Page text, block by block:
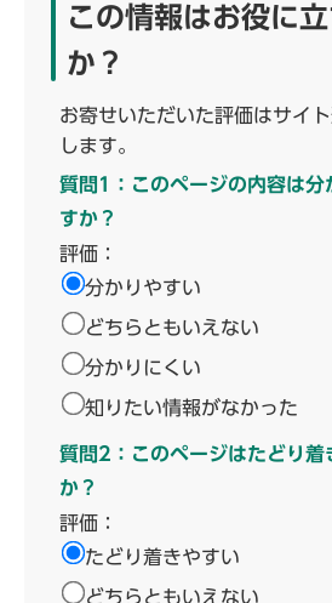
この情報はお役に
か？
お寄せいただいた評価はサイ
します。
質問1：このページの内容は分
すか？
評価：
分かりやすい
どちらともいえない
分かりにくい
知りたい情報がなかった
質問2：このページはたどり着
か？
評価：
たどり着きやすい
どちらともいえない